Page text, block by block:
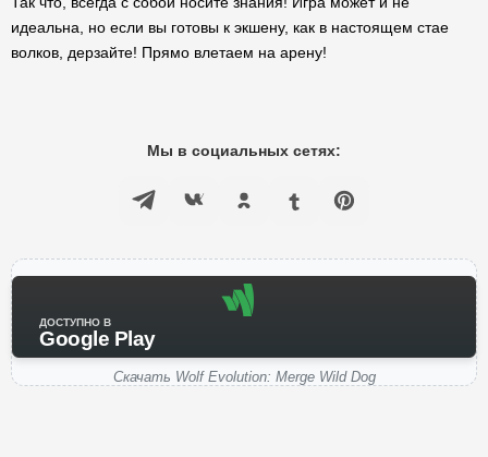
идеальна, но если вы готовы к экшену, как в настоящем стае
волков, дерзайте! Прямо влетаем на арену!
Мы в социальных сетях:
ДОСТУПНО В
Google Play
Скачать Wolf Evolution: Merge Wild Dog